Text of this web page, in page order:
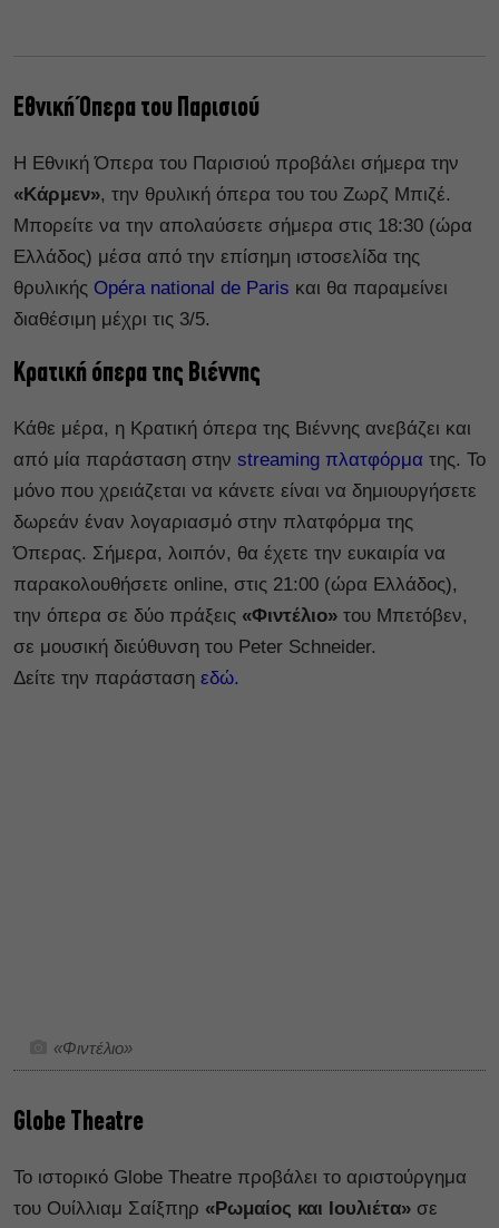
Εθνική Όπερα του Παρισιού
Η Εθνική Όπερα του Παρισιού προβάλει σήμερα την
«Κάρμεν», την θρυλική όπερα του του Ζωρζ Μπιζέ.
Μπορείτε να την απολαύσετε σήμερα στις 18:30 (ώρα
Ελλάδος) μέσα από την επίσημη ιστοσελίδα της
θρυλικής Opéra national de Paris και θα παραμείνει
διαθέσιμη μέχρι τις 3/5.
Κρατική όπερα της Βιέννης
Κάθε μέρα, η Κρατική όπερα της Βιέννης ανεβάζει και
από μία παράσταση στην streaming πλατφόρμα της. Το
μόνο που χρειάζεται να κάνετε είναι να δημιουργήσετε
δωρεάν έναν λογαριασμό στην πλατφόρμα της
Όπερας. Σήμερα, λοιπόν, θα έχετε την ευκαιρία να
παρακολουθήσετε online, στις 21:00 (ώρα Ελλάδος),
την όπερα σε δύο πράξεις «Φιντέλιο» του Μπετόβεν,
σε μουσική διεύθυνση του Peter Schneider.
Δείτε την παράσταση εδώ.
«Φιντέλιο»
Globe Theatre
Το ιστορικό Globe Theatre προβάλει το αριστούργημα
του Ουίλλιαμ Σαίξπηρ «Ρωμαίος και Ιουλιέτα» σε